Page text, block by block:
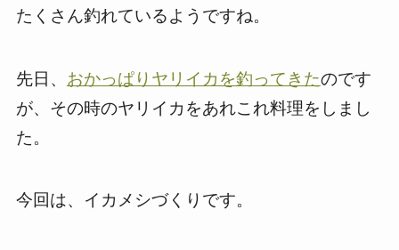
たくさん釣れているようですね。
先日、 おかっぱりヤリイカを釣ってきたのです
が、その時のヤリイカをあれこれ料理をしまし
た。
今回は、イカメシづくりです。